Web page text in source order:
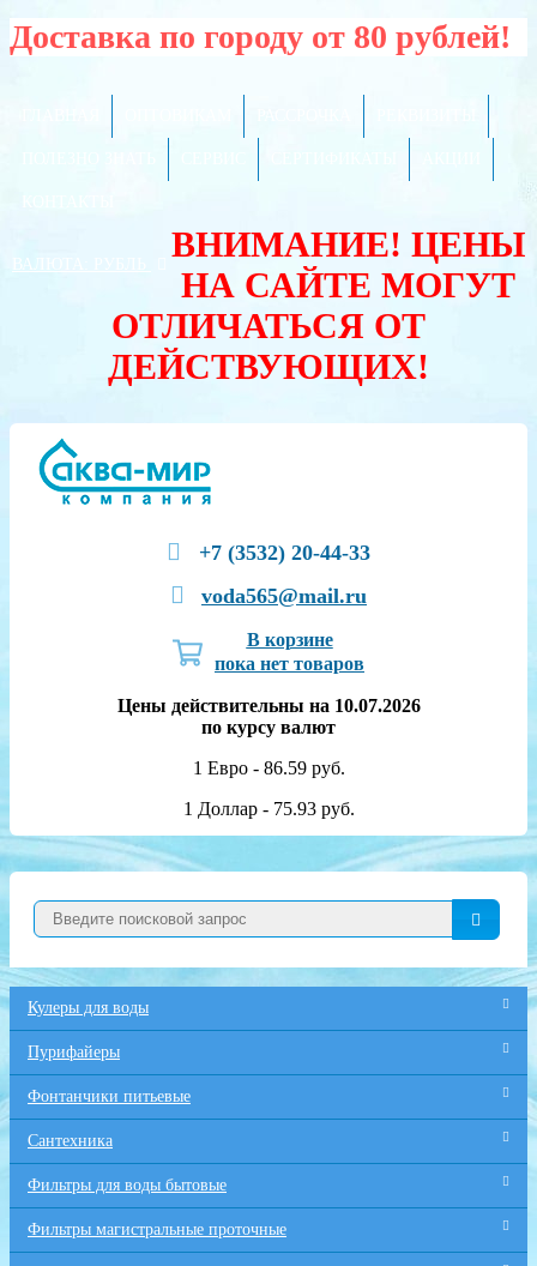
Доставка по городу от 80 рублей!
ВАЛЮТА:
ВНИМАНИЕ! ЦЕНЫ
НА САЙТЕ МОГУТ
ОТЛИЧАТЬСЯ ОТ
ДЕЙСТВУЮЩИХ!
+7 (3532) 20-44-33
voda565@mail.ru
В корзине
пока нет товаров
Цены действительны на 10.07.2026
по курсу валют
1 Евро - 86.59 руб.
1 Доллар - 75.93 руб.
Кулеры для воды
Пурифайеры
Фонтанчики питьевые
Сантехника
Фильтры для воды бытовые
Фильтры магистральные проточные